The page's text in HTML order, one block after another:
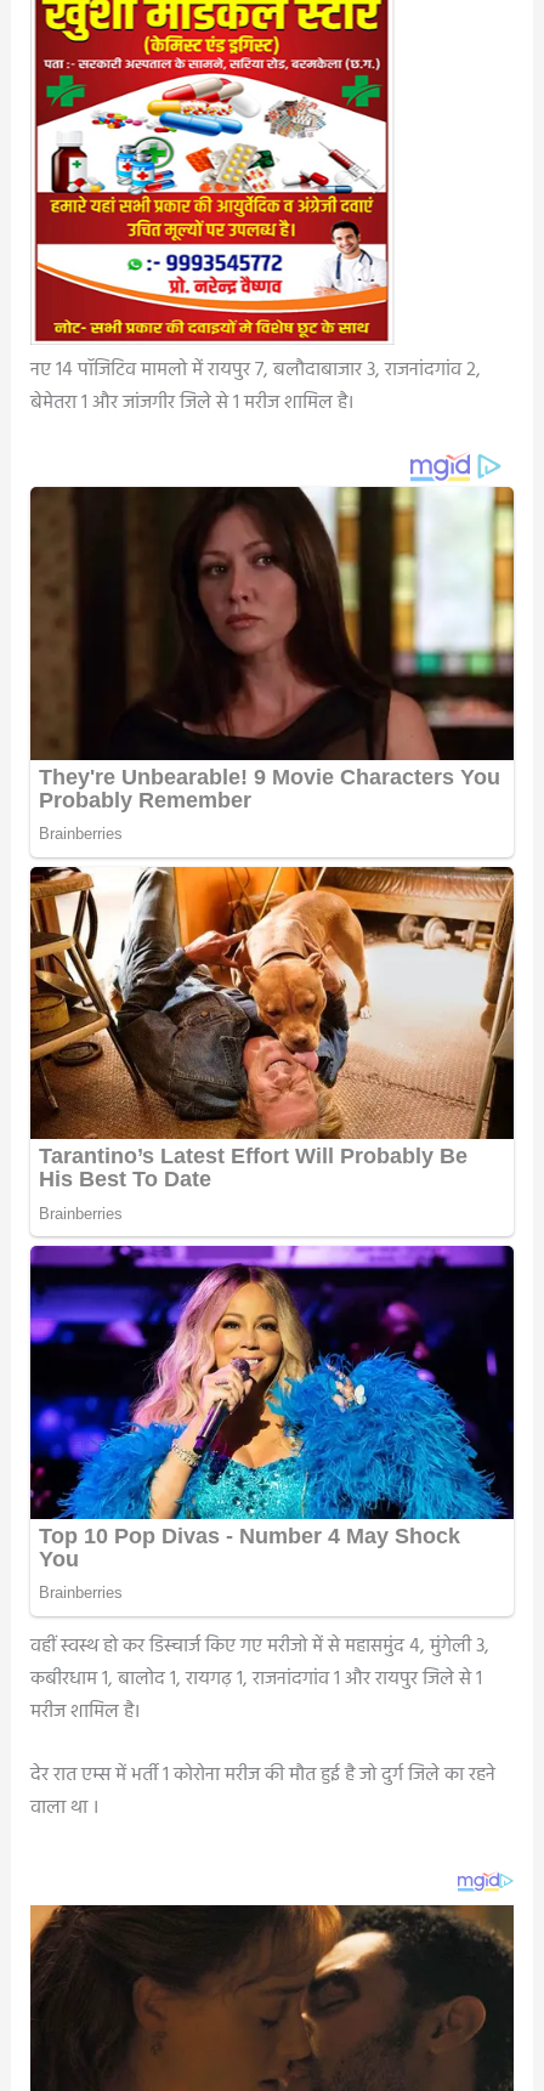
नए 14 पॉजिटिव मामलो में रायपुर 7, बलौदाबाजार 3, राजनांदगांव 2,
बेमेतरा 1 और जांजगीर जिले से 1 मरीज शामिल है।
वहीं स्वस्थ हो कर डिस्चार्ज किए गए मरीजो में से महासमुंद 4, मुंगेली 3,
कबीरधाम 1, बालोद 1, रायगढ़ 1, राजनांदगांव 1 और रायपुर जिले से 1
मरीज शामिल है।
देर रात एम्स में भर्ती 1 कोरोना मरीज की मौत हुई है जो दुर्ग जिले का रहने
वाला था ।